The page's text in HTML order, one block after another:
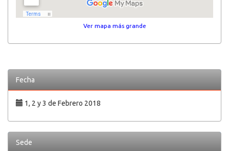
Ver mapa más grande
Fecha
1, 2 y 3 de Febrero 2018
Sede